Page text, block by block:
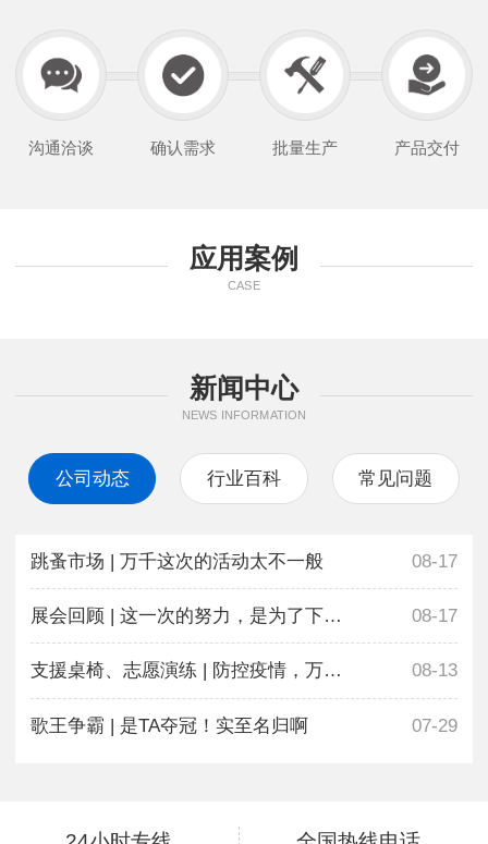
沟通洽谈 确认需求 批量生产 产品交付
应用案例
CASE
新闻中心
NEWS INFORMATION
公司动态 行业百科 常见问题
跳蚤市场 | 万千这次的活动太不一般 08-17
展会回顾 | 这一次的努力，是为了下一次更好地相遇 08-17
支援桌椅、志愿演练 | 防控疫情，万千在行动 08-13
歌王争霸 | 是TA夺冠！实至名归啊 07-29